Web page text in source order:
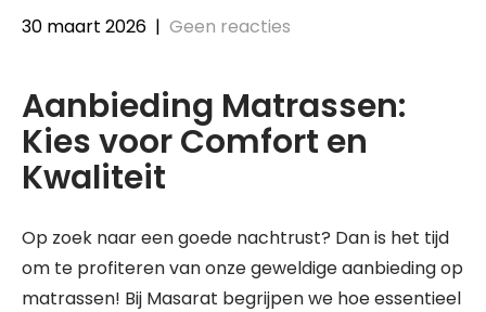
30 maart 2026 | Geen reacties
Aanbieding Matrassen:
Kies voor Comfort en
Kwaliteit
Op zoek naar een goede nachtrust? Dan is het tijd
om te profiteren van onze geweldige aanbieding op
matrassen! Bij Masarat begrijpen we hoe essentieel